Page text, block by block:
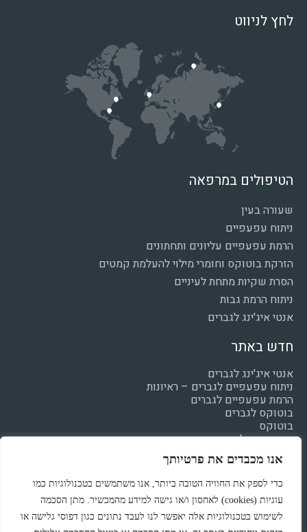
אנו מכבדים את פרטיותך
כדי לספק את החוויה הטובה ביותר, אנו משתמשים בטכנולוגיות כמו
עוגיות (cookies) לאחסון ו/או גישה למידע מהמכשיר. מתן הסכמה
לשימוש בטכנולוגיות אלה יאפשר לנו לעבד נתונים כגון דפוסי גלישה או
לחץ לניווט
הטיפולים במרפאה
שעורה בעין
ניתוח עפעפיים
הרמת עפעפיים עליונים ותחתונים
הזרקת בוטוקס וחומרי מילוי להעלמת קמטים
הסרת שקיות מתחת לעיניים
ניתוח הרמת גבות
אנטי איג'ינג לגברים
חדש באתר
אנטי איג'ינג לגברים
ניתוח עפעפיים לגברים – ראיונות
הרמת עפעפיים לגברים
בוטוקס לגברים
בוטוקס
חומצה היאלרונית
מילוי קמטים
הצהרת נגישות מדיניות פרטיות